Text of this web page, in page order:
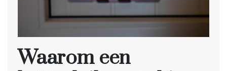
Waarom een